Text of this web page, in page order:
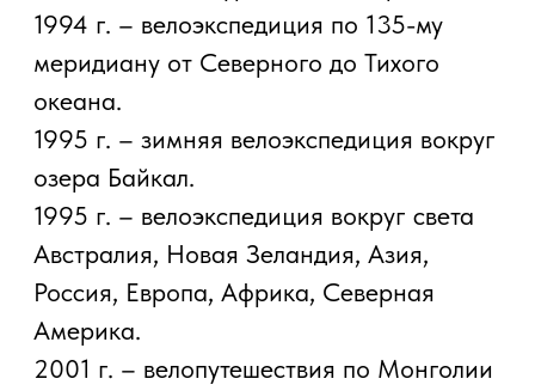
Интересные факты:
Велопробег по маршруту Находка—
Москва—Ленинград, где принимали
участие путешественники из СССР и
брат Павла, знаменитый
путешественник – Конюхов Фёдор
Филиппович;
В течении пяти лет с 1995 по 2000 год
Павел совершил кругосветное
путешествие на велосипеде. За это
время ему удалось посетить шесть
континентов и побывать в ста странах